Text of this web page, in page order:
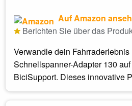
Auf Amazon
Berichten Sie über das
Verwandle dein Fahrraderlebnis
Schnellspanner-Adapter 130
BiciSupport. Dieses innovative